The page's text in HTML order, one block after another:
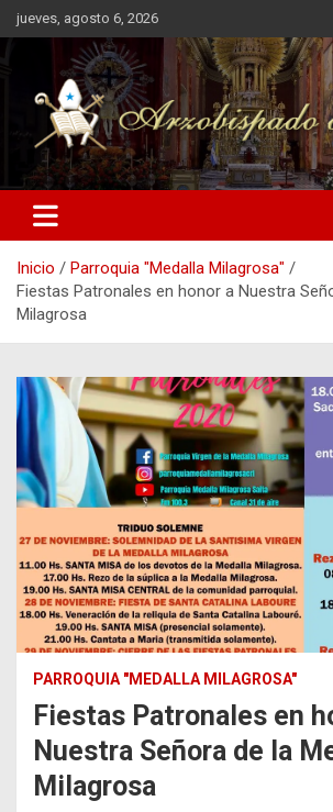
Saltar
al
contenido
jueves, agosto 6, 2026
Inicio
Parroquia "Medalla Milagrosa"
Fiestas Patronales en honor a Nuestra
Milagrosa
PARROQUIA "MEDALLA MILAGROSA"
Fiestas Patronales en
Nuestra Señora de la
Milagrosa